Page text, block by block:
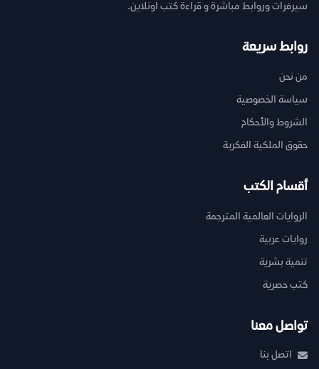
سيرفرات وروابط مباشرة و قراءة كتب اونلاين.
روابط سريعة
من نحن
سياسة الخصوصية
الشروط والأحكام
حقوق الملكية الفكرية
أقسام الكتب
الروايات العالمية المترجمة
روايات عربية
تنمية بشرية
كتب حصرية
تواصل معنا
اتصل بنا